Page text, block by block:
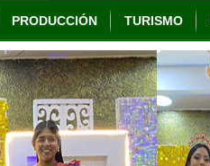
PRODUCCIÓN TURISMO